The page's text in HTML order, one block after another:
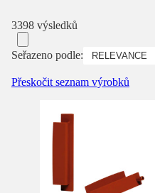
3398 výsledků
Seřazeno podle:
Přeskočit seznam výrobků